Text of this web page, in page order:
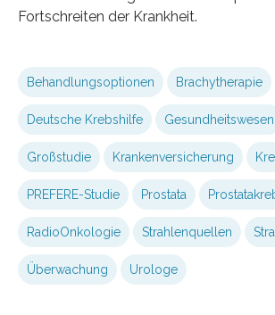
Fortschreiten der Krankheit.
Behandlungsoptionen Brachytherapie
Deutsche Krebshilfe Gesundheitswesen
Großstudie Krankenversicherung
PREFERE-Studie Prostata
RadioOnkologie Strahlenquellen
Überwachung Urologe